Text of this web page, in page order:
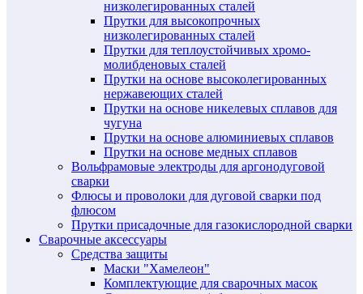
низколегированных сталей
Прутки для высокопрочных
низколегированных сталей
Прутки для теплоустойчивых хромо-
молибденовых сталей
Прутки на основе высоколегированных
нержавеющих сталей
Прутки на основе никелевых сплавов для
чугуна
Прутки на основе алюминиевых сплавов
Прутки на основе медных сплавов
Вольфрамовые электроды для аргонодуговой
сварки
Флюсы и проволоки для дуговой сварки под
флюсом
Прутки присадочные для газокислородной сварки
Сварочные аксессуары
Средства защиты
Маски "Хамелеон"
Комплектующие для сварочных масок